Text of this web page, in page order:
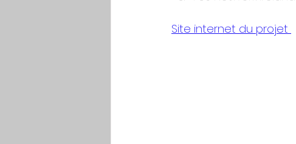
Site internet du projet